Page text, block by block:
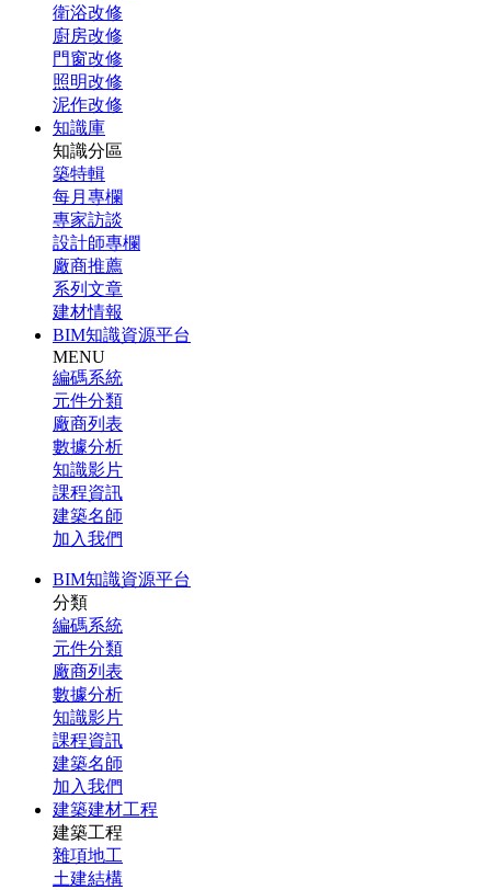
衛浴改修
廚房改修
門窗改修
照明改修
泥作改修
知識庫
知識分區
築特輯
每月專欄
專家訪談
設計師專欄
廠商推薦
系列文章
建材情報
BIM知識資源平台
MENU
編碼系統
元件分類
廠商列表
數據分析
知識影片
課程資訊
建築名師
加入我們
BIM知識資源平台
分類
編碼系統
元件分類
廠商列表
數據分析
知識影片
課程資訊
建築名師
加入我們
建築建材工程
建築工程
雜項地工
土建結構